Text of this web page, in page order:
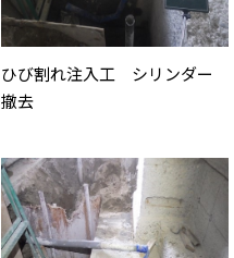
ひび割れ注入工 シリンダー
撤去